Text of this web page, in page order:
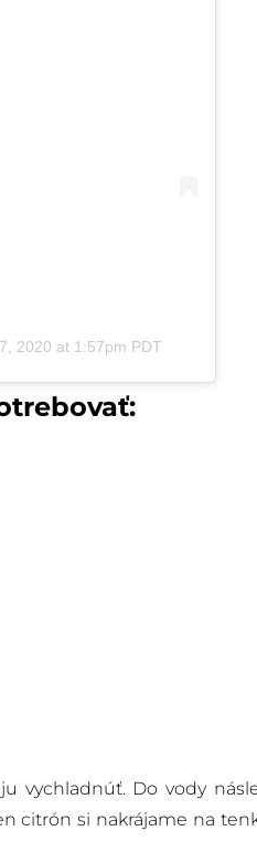
2020 at 1:57pm PDT
vychladnúť. Do vody
citrón si nakrájame na